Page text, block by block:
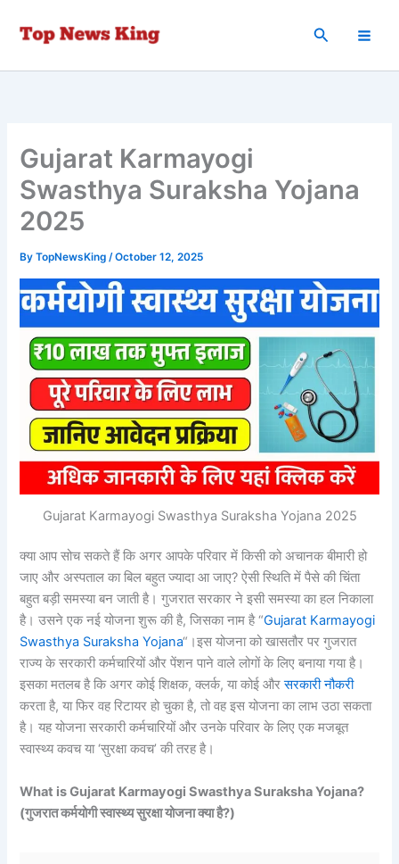
Search
Gujarat Karmayogi
Swasthya Suraksha Yojana
2025
ByTopNewsKing/October 12, 2025
Gujarat Karmayogi Swasthya Suraksha Yojana 2025
क्या आप सोच सकते हैं कि अगर आपके परिवार में किसी को अचानक बीमारी हो
जाए और अस्पताल का बिल बहुत ज्यादा आ जाए? ऐसी स्थिति में पैसे की चिंता
बहुत बड़ी समस्या बन जाती है। गुजरात सरकार ने इसी समस्या का हल निकाला
है। उसने एक नई योजना शुरू की है, जिसका नाम है “Gujarat Karmayogi
Swasthya Suraksha Yojana“।इस योजना को खासतौर पर गुजरात
राज्य के सरकारी कर्मचारियों और पेंशन पाने वाले लोगों के लिए बनाया गया है।
इसका मतलब है कि अगर कोई शिक्षक, क्लर्क, या कोई औरसरकारी नौकरी
करता है, या फिर वह रिटायर हो चुका है, तो वह इस योजना का लाभ उठा सकता
है। यह योजना सरकारी कर्मचारियों और उनके परिवार के लिए एक मजबूत
स्वास्थ्य कवच या ‘सुरक्षा कवच’ की तरह है।
What is Gujarat Karmayogi Swasthya Suraksha Yojana?
(गुजरात कर्मयोगी स्वास्थ्य सुरक्षा योजना क्या है?)